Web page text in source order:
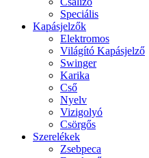
Speciális
Kapásjelzők
Elektromos
Világító Kapásjelző
Swinger
Karika
Cső
Nyelv
Vizigolyó
Csörgős
Szerelékek
Zsebpeca